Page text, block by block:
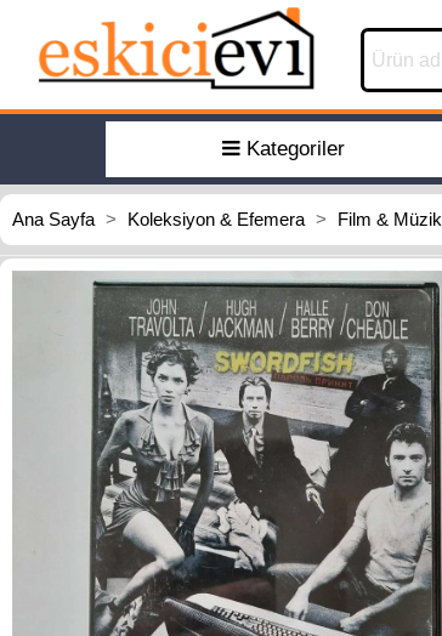
Kategoriler
Ana Sayfa > Koleksiyon & Efemera > Film & Müzik